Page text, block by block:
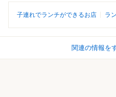
子連れでランチができるお店 ラ
関連の情報を